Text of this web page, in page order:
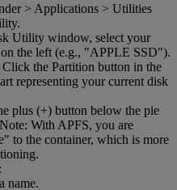
> Applications > Utilities
Utility window, select your
the left (e.g., "APPLE SSD").
Click the Partition button in the
representing your current disk
plus (+) button below the pie
With APFS, you are
to the container, which is more
:
name.